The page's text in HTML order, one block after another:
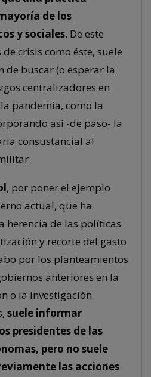
de los
y sociales. De este
crisis como éste, suele
de buscar (o esperar la
centralizadores en
pandemia, como la
así -de paso- la
consustancial al
, por poner el ejemplo
actual, que ha
herencia de las políticas
y recorte del gasto
por los planteamientos
anteriores en la
o la investigación
suele informar
presidentes de las
pero no suele
las acciones